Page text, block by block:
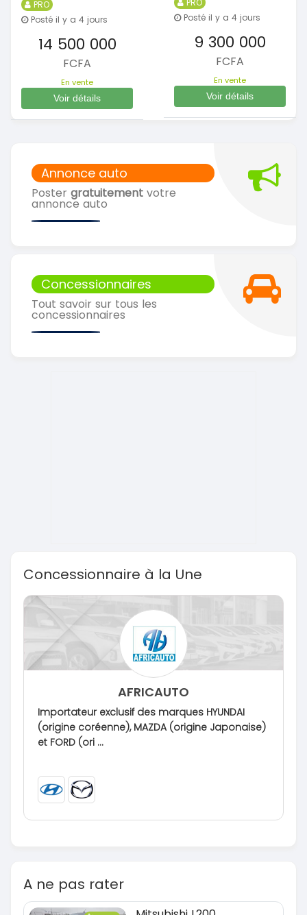
Annonce auto
Poster gratuitement votre
annonce auto
Concessionnaires
Tout savoir sur tous les
concessionnaires
Concessionnaire à la Une
AFRICAUTO
Importateur exclusif des marques HYUNDAI
(origine coréenne), MAZDA (origine Japonaise)
et FORD (ori ...
A ne pas rater
PRO
Posté il y a 4 jours
14 500 000
FCFA
En vente
Voir détails
Posté il y a 4 jours
9 300 000
FCFA
En vente
Voir détails